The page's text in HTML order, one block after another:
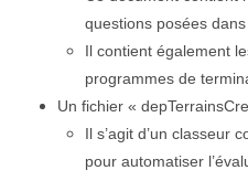
questions posées
Il contient également
programmes de
Un fichier «
Il s’agit d’un classeur
pour automatiser